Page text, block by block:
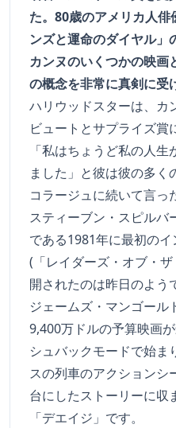
た。80歳のアメリカ人
ンズと運命のダイヤル」
カンヌのいくつかの映画
の概念を非常に真剣に受
ハリウッドスターは、カ
ビュートとサプライズ賞
「私はちょうど私の人
ました」と彼は彼の多
コラージュに続いて言っ
スティーブン・スピルバ
である1981年に最初の
(「レイダーズ・オブ・
開されたのは昨日のよう
ジェームズ・マンゴール
9,400万ドルの予算映画
シュバックモードで始ま
スの列車のアクションシ
台にしたストーリーに収
「デエイジ」です。